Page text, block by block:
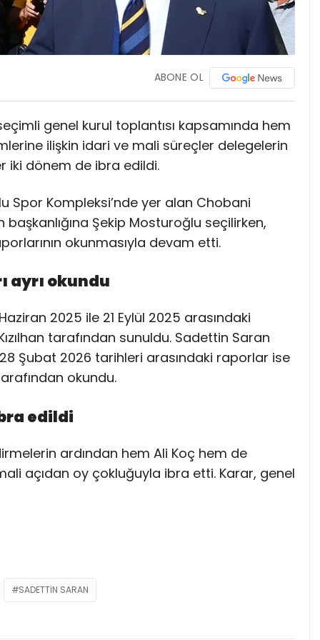
ABONE OL
genel kurul toplantısı kapsamında hem
ilişkin idari ve mali süreçler delegelerin
iki dönem de ibra edildi.
Spor Kompleksi’nde yer alan Chobani
başkanlığına Şekip Mosturoğlu seçilirken,
okunmasıyla devam etti.
ayrı okundu
2025 ile 21 Eylül 2025 arasındaki
tarafından sunuldu. Sadettin Saran
Şubat 2026 tarihleri arasındaki raporlar ise
okundu.
edildi
ardından hem Ali Koç hem de
açıdan oy çokluğuyla ibra etti. Karar, genel
SADETTIN SARAN